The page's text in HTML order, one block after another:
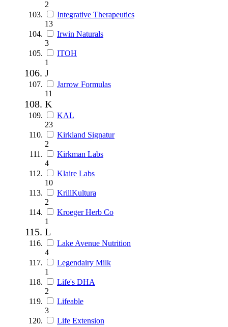
2
Integrative Therapeutics
13
Irwin Naturals
3
ITOH
1
J
Jarrow Formulas
11
K
KAL
23
Kirkland Signatur
2
Kirkman Labs
4
Klaire Labs
10
KrillKultura
2
Kroeger Herb Co
1
L
Lake Avenue Nutrition
4
Legendairy Milk
1
Life's DHA
2
Lifeable
3
Life Extension